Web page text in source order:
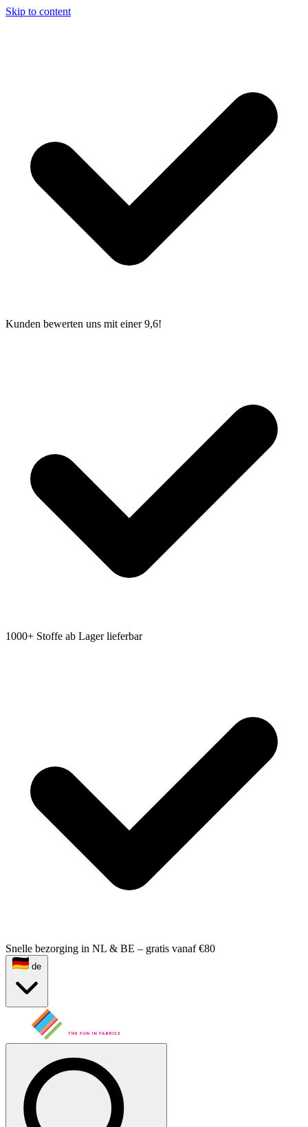
Skip to content
Kunden bewerten uns mit einer 9,6!
1000+ Stoffe ab Lager lieferbar
Snelle bezorging in NL & BE – gratis vanaf €80
de